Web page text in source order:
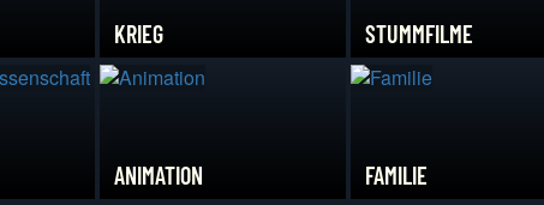
KRIEG STUMMFILME
ANIMATION FAMILIE